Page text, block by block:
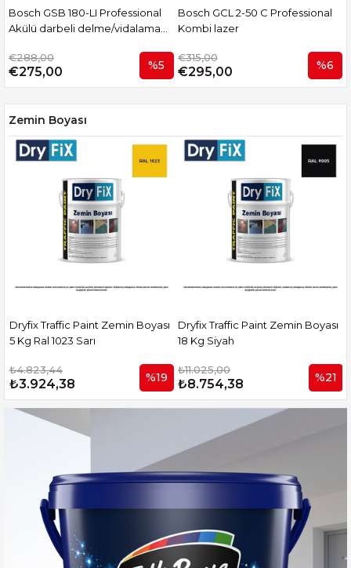
Bosch GSB 180-LI Professional
Akülü darbeli delme/vidalama
€288,00
€275,00 %5
Bosch GCL 2-50 C Professional
Kombi lazer
€315,00
€295,00 %6
Zemin Boyası
Dryfix Traffic Paint Zemin Boyası
5 Kg Ral 1023 Sarı
₺4.823,44
₺3.924,38 %19
Dryfix Traffic Paint Zemin Boyası
18 Kg Siyah
₺11.025,00
₺8.754,38 %21